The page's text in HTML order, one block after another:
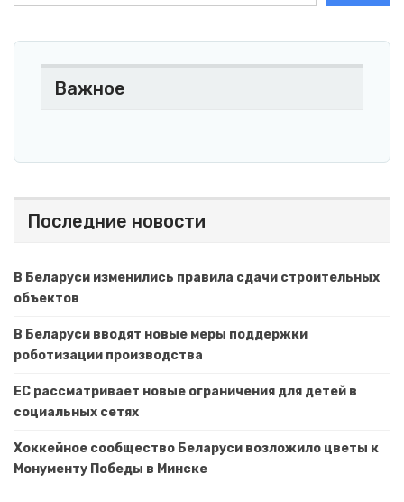
Важное
Последние новости
В Беларуси изменились правила сдачи строительных
объектов
В Беларуси вводят новые меры поддержки
роботизации производства
ЕС рассматривает новые ограничения для детей в
социальных сетях
Хоккейное сообщество Беларуси возложило цветы к
Монументу Победы в Минске